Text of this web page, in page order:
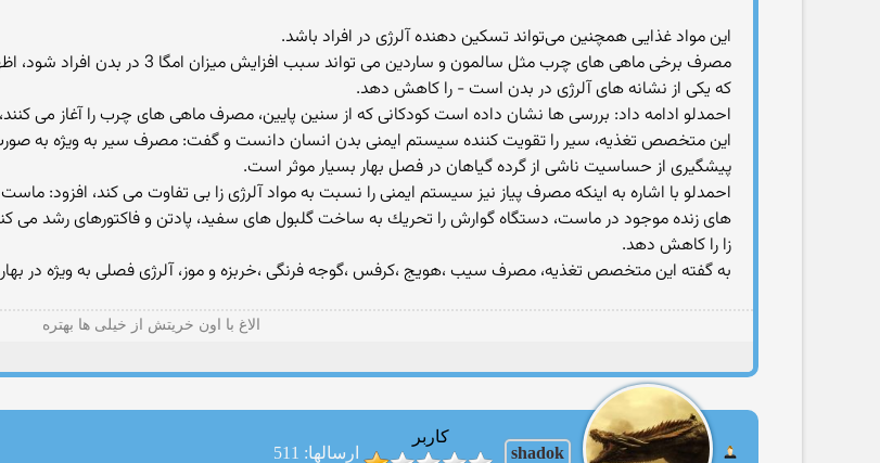
این مواد غذایی همچنین می‌تواند تسكین ‌دهنده‌ آلرژی در افراد باشد.
مصرف برخی ماهی های چرب مثل سالمون و
كه یكی از نشانه های آلرژی در بدن است - را كاهش دهد.
احمدلو ادامه داد: بررسی ها نشان داده است كودكانی كه از سنین پایین، مصرف ماهی های چرب را آغاز می
این متخصص تغذیه، سیر را تقویت كننده سیستم ایمنی بدن انسان دانست و گفت: مصرف سیر به ویژه به
پیشگیری از حساسیت ناشی از گرده گیاهان در فصل بهار بسیار موثر است.
احمدلو با اشاره به اینكه مصرف پیاز نیز سیستم ایمنی را نسبت به مواد آلرژی زا بی تفاوت می كند، افزود:
های زنده موجود در ماست، دستگاه گوارش را تحریك به ساخت گلبول های سفید، پادتن و فاكتورهای رشد می
زا را كاهش دهد.
به گفته این متخصص تغذیه، مصرف سیب ،هویج ،كرفس ،گوجه فرنگی ،خربزه و موز، آلرژی فصلی به ویژه در
الاغ با اون خریتش از خیلی ها بهتره
shadok
کاربر
ارسالها: 511